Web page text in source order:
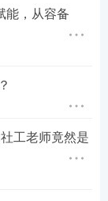
回放，考生
老师讲课” 的
场景学习素
要考生额外
。233网校
能，从容备
工老师竟然是